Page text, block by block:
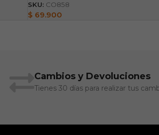
SKU: CO858
$ 69.900
Cambios y Devoluciones
Tienes 30 días para realizar tus